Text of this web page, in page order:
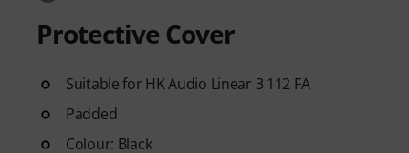
Protective Cover
Suitable for HK Audio Linear 3 112 FA
Padded
Colour: Black